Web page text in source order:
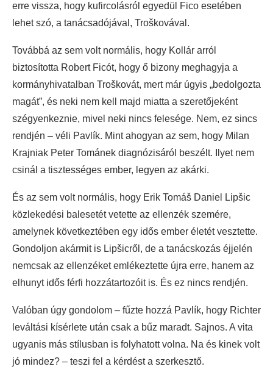
erre vissza, hogy kufircolásról egyedül Fico esetében
lehet szó, a tanácsadójával, Troškovával.
Továbbá az sem volt normális, hogy Kollár arról
biztosította Robert Ficót, hogy ő bizony meghagyja a
kormányhivatalban Troškovát, mert már úgyis „bedolgozta
magát”, és neki nem kell majd miatta a szeretőjeként
szégyenkeznie, mivel neki nincs felesége. Nem, ez sincs
rendjén – véli Pavlík. Mint ahogyan az sem, hogy Milan
Krajniak Peter Tománek diagnózisáról beszélt. Ilyet nem
csinál a tisztességes ember, legyen az akárki.
És az sem volt normális, hogy Erik Tomáš Daniel Lipšic
közlekedési balesetét vetette az ellenzék szemére,
amelynek következtében egy idős ember életét vesztette.
Gondoljon akármit is Lipšicről, de a tanácskozás éjjelén
nemcsak az ellenzéket emlékeztette újra erre, hanem az
elhunyt idős férfi hozzátartozóit is. És ez nincs rendjén.
Valóban úgy gondolom – fűzte hozzá Pavlík, hogy Richter
leváltási kísérlete után csak a bűz maradt. Sajnos. A vita
ugyanis más stílusban is folyhatott volna. Na és kinek volt
jó mindez? – teszi fel a kérdést a szerkesztő.